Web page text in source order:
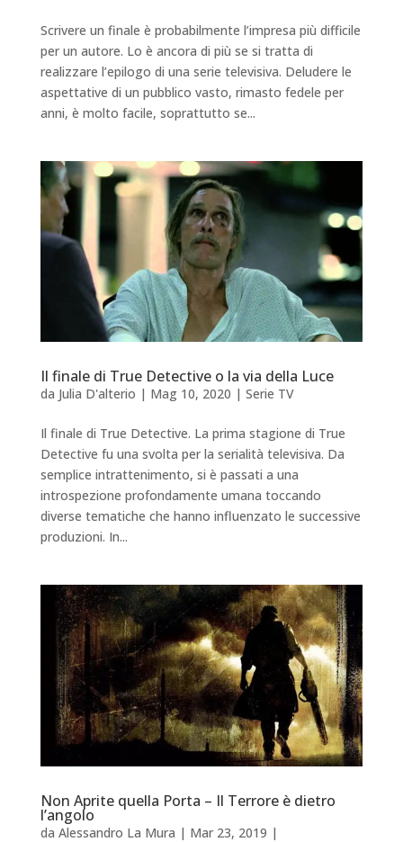
Scrivere un finale è probabilmente l’impresa più difficile
per un autore. Lo è ancora di più se si tratta di
realizzare l’epilogo di una serie televisiva. Deludere le
aspettative di un pubblico vasto, rimasto fedele per
anni, è molto facile, soprattutto se...
Il finale di True Detective o la via della Luce
da Julia D'alterio | Mag 10, 2020 | Serie TV
Il finale di True Detective. La prima stagione di True
Detective fu una svolta per la serialità televisiva. Da
semplice intrattenimento, si è passati a una
introspezione profondamente umana toccando
diverse tematiche che hanno influenzato le successive
produzioni. In...
Non Aprite quella Porta – Il Terrore è dietro
l’angolo
da Alessandro La Mura | Mar 23, 2019 |